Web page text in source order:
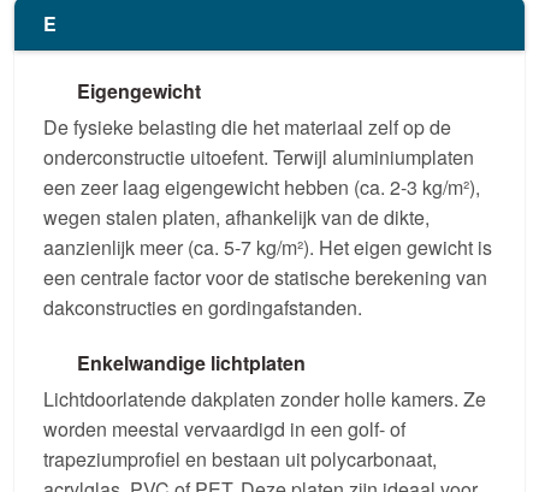
E
Eigengewicht
De fysieke belasting die het materiaal zelf op de
onderconstructie uitoefent. Terwijl aluminiumplaten
een zeer laag eigengewicht hebben (ca. 2-3 kg/m²),
wegen stalen platen, afhankelijk van de dikte,
aanzienlijk meer (ca. 5-7 kg/m²). Het eigen gewicht is
een centrale factor voor de statische berekening van
dakconstructies en gordingafstanden.
Enkelwandige lichtplaten
Lichtdoorlatende dakplaten zonder holle kamers. Ze
worden meestal vervaardigd in een golf- of
trapeziumprofiel en bestaan uit polycarbonaat,